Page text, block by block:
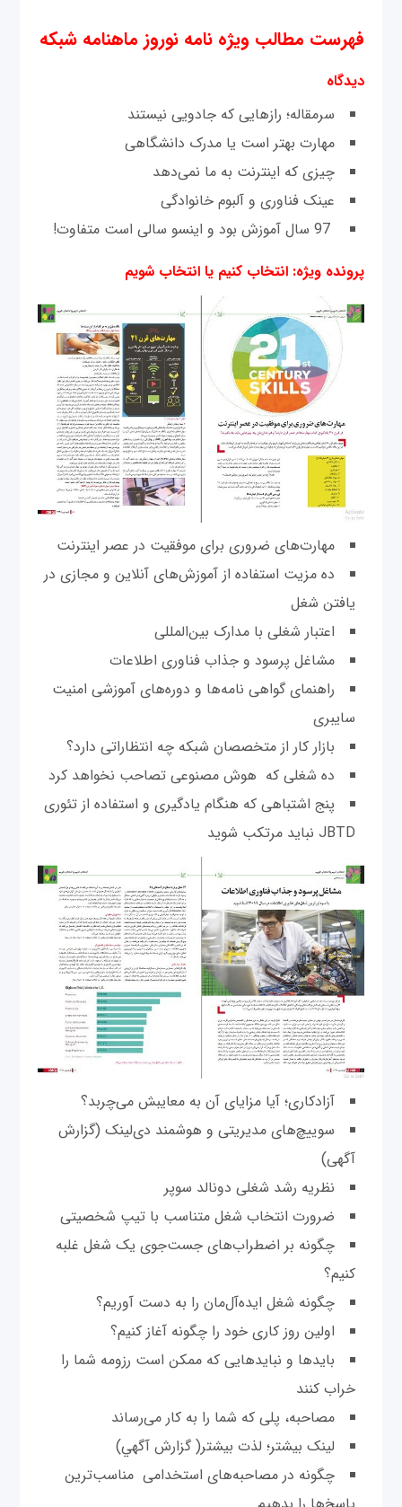
فهرست مطالب ویژه نامه نوروز ماهنامه شبکه
دیدگاه
سرمقاله؛ رازهايی که جادویی نيستند
مهارت بهتر است يا مدرک دانشگاهی
چيزی که اينترنت به ما نمی‌دهد
عينک فناوری و آلبوم خانوادگی
97 سال آموزش بود و اينسو سالی است متفاوت!
پرونده ویژه: انتخاب کنیم یا انتخاب شویم
مهارت‌های ضروری برای موفقيت در عصر اينترنت
ده مزيت استفاده از آموزش‌های آنلاين و مجازی در
يافتن شغل
اعتبار شغلی با مدارک بين‌المللی
مشاغل پرسود و جذاب فناوری اطلاعات
راهنمای گواهی نامه‌ها و دوره‌های آموزشی امنيت
سايبری
بازار کار از متخصصان شبکه چه انتظاراتی دارد؟
ده شغلی که هوش مصنوعی تصاحب نخواهد کرد
پنج اشتباهی که هنگام يادگيری و استفاده از تئوری
JBTD نبايد مرتکب شويد
آزادکاری؛ آيا مزايای آن به معايبش می‌چربد؟
سوييچ‌های مديريتی و هوشمند دی‌لينک (گزارش
آگهی)
نظريه رشد شغلی دونالد سوپر
ضرورت انتخاب شغل متناسب با تيپ شخصيتی
چگونه بر اضطراب‌های جست‌جوی يک شغل غلبه
کنيم؟
چگونه شغل ايده‌آل‌مان را به دست آوريم؟
اولين روز کاری خود را چگونه آغاز کنيم؟
بايدها و نبايدهايی که ممکن است رزومه شما را
خراب کنند
مصاحبه، پلی که شما را به کار می‌رساند
لينک بيشتر؛ لذت بيشتر( گزارش آگهي)
چگونه در مصاحبه‌های استخدامی مناسب‌ترين